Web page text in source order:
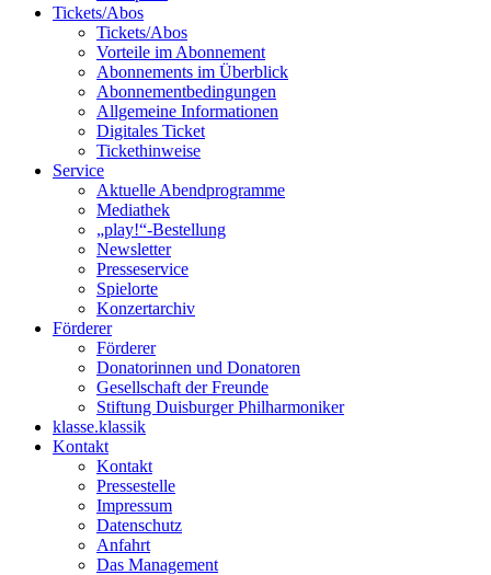
Tickets/Abos
Tickets/Abos
Vorteile im Abonnement
Abonnements im Überblick
Abonnement­bedingungen
Allgemeine Informationen
Digitales Ticket
Ticket­hinweise
Service
Aktuelle Abendprogramme
Mediathek
„play!“-Bestellung
Newsletter
Presseservice
Spielorte
Konzertarchiv
Förderer
Förderer
Donatorinnen und Donatoren
Gesellschaft der Freunde
Stiftung Duisburger Philharmoniker
klasse.klassik
Kontakt
Kontakt
Pressestelle
Impressum
Datenschutz
Anfahrt
Das Management